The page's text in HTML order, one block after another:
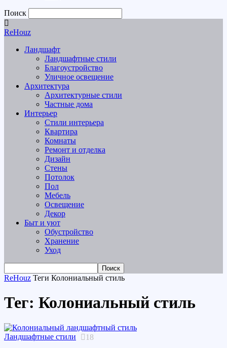
Поиск
ReHouz
Ландшафт
Ландшафтные стили
Благоустройство
Уличное освещение
Архитектура
Архитектурные стили
Частные дома
Интерьер
Стили интерьера
Квартира
Комнаты
Ремонт и отделка
Дизайн
Стены
Потолок
Пол
Мебель
Освещение
Декор
Быт и уют
Обустройство
Хранение
Уход
ReHouz Теги Колониальный стиль
Тег: Колониальный стиль
Ландшафтные стили 18